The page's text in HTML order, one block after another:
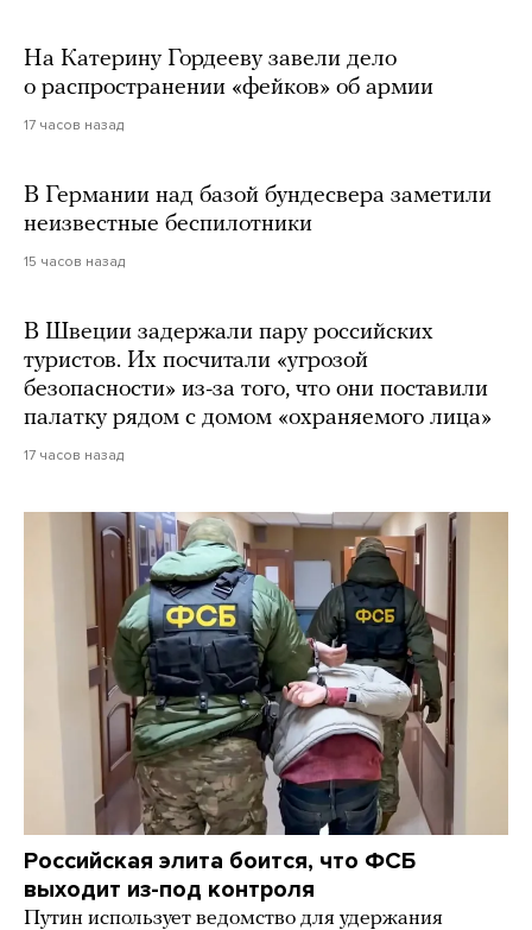
На Катерину Гордееву завели дело
о распространении «фейков» об армии
17 часов назад
В Германии над базой бундесвера заметили
неизвестные беспилотники
15 часов назад
В Швеции задержали пару российских
туристов. Их посчитали «угрозой
безопасности» из-за того, что они поставили
палатку рядом с домом «охраняемого лица»
17 часов назад
Российская элита боится, что ФСБ
выходит из-под контроля
Путин использует ведомство для удержания